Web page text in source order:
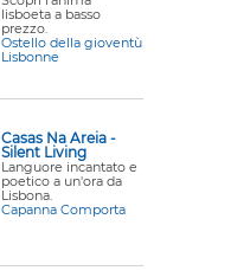
lisboeta a basso
prezzo.
Ostello della gioventù
Lisbonne
Casas Na Areia -
Silent Living
Languore incantato e
poetico a un'ora da
Lisbona.
Capanna Comporta